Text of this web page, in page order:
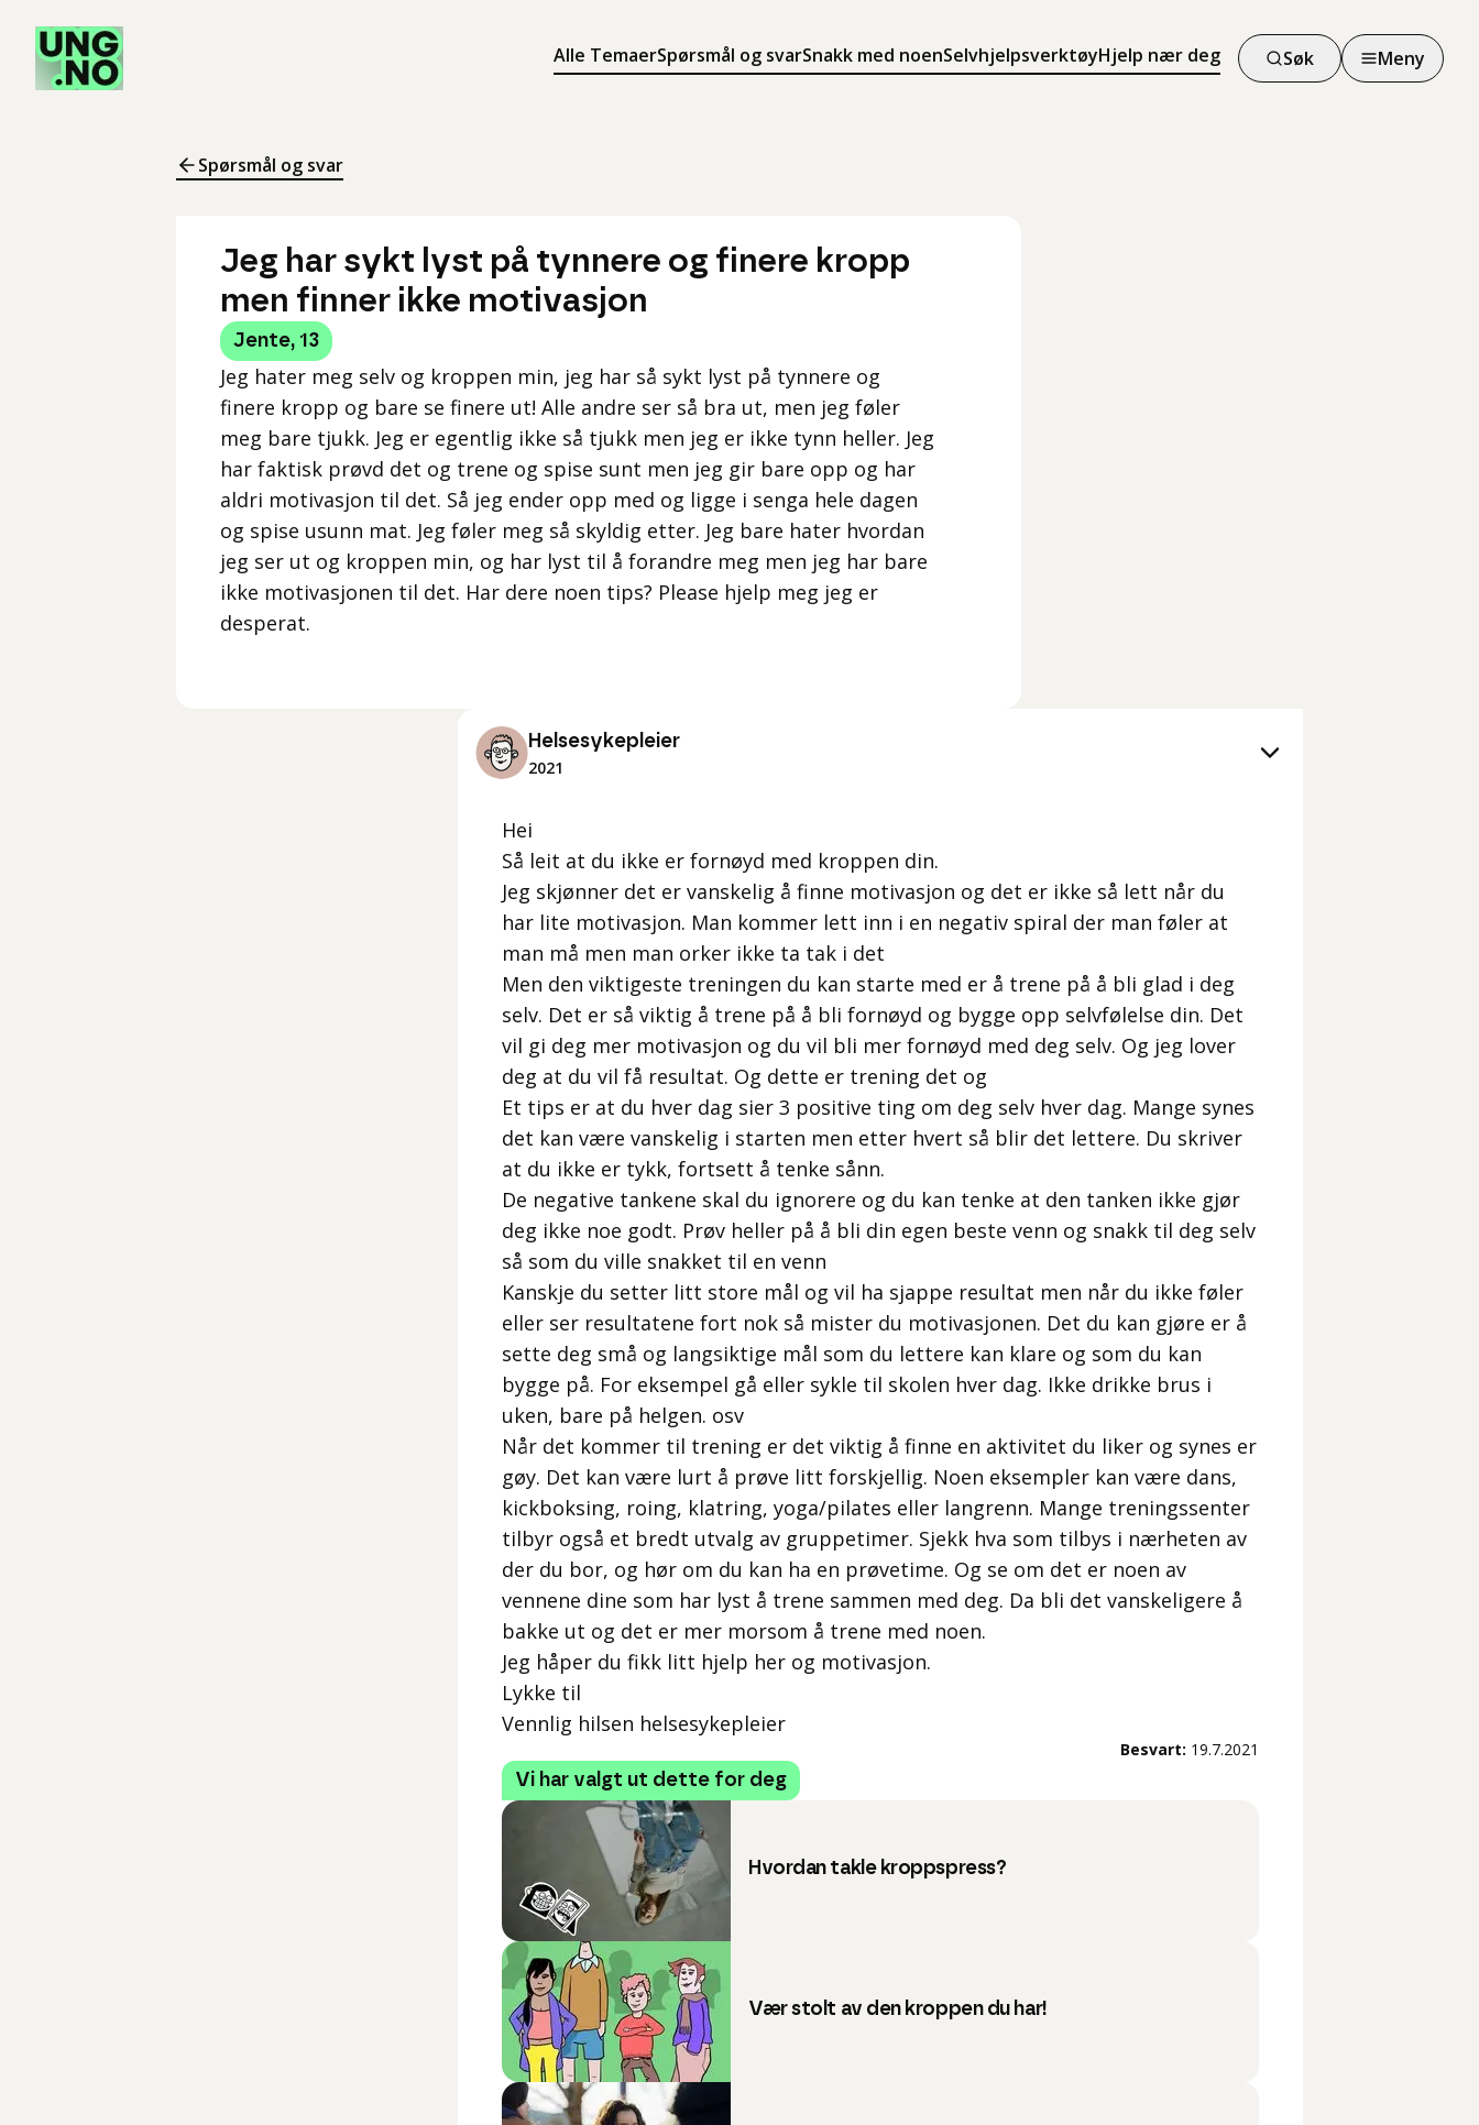
Alle TemaerSpørsmål og svarSnakk med noenSelvhjelpsverktøyHjelp nær deg
Søk
Søk
Meny
Meny
Spørsmål og svar
Jeg har sykt lyst på tynnere og finere kropp
men finner ikke motivasjon
Jente, 13
Jeg hater meg selv og kroppen min, jeg har så sykt lyst på tynnere og
finere kropp og bare se finere ut! Alle andre ser så bra ut, men jeg føler
meg bare tjukk. Jeg er egentlig ikke så tjukk men jeg er ikke tynn heller. Jeg
har faktisk prøvd det og trene og spise sunt men jeg gir bare opp og har
aldri motivasjon til det. Så jeg ender opp med og ligge i senga hele dagen
og spise usunn mat. Jeg føler meg så skyldig etter. Jeg bare hater hvordan
jeg ser ut og kroppen min, og har lyst til å forandre meg men jeg har bare
ikke motivasjonen til det. Har dere noen tips? Please hjelp meg jeg er
desperat.
Helsesykepleier
2021
Hei
Så leit at du ikke er fornøyd med kroppen din.
Jeg skjønner det er vanskelig å finne motivasjon og det er ikke så lett når du
har lite motivasjon. Man kommer lett inn i en negativ spiral der man føler at
man må men man orker ikke ta tak i det
Men den viktigeste treningen du kan starte med er å trene på å bli glad i deg
selv. Det er så viktig å trene på å bli fornøyd og bygge opp selvfølelse din. Det
vil gi deg mer motivasjon og du vil bli mer fornøyd med deg selv. Og jeg lover
deg at du vil få resultat. Og dette er trening det og
Et tips er at du hver dag sier 3 positive ting om deg selv hver dag. Mange synes
det kan være vanskelig i starten men etter hvert så blir det lettere. Du skriver
at du ikke er tykk, fortsett å tenke sånn.
De negative tankene skal du ignorere og du kan tenke at den tanken ikke gjør
deg ikke noe godt. Prøv heller på å bli din egen beste venn og snakk til deg selv
så som du ville snakket til en venn
Kanskje du setter litt store mål og vil ha sjappe resultat men når du ikke føler
eller ser resultatene fort nok så mister du motivasjonen. Det du kan gjøre er å
sette deg små og langsiktige mål som du lettere kan klare og som du kan
bygge på. For eksempel gå eller sykle til skolen hver dag. Ikke drikke brus i
uken, bare på helgen. osv
Når det kommer til trening er det viktig å finne en aktivitet du liker og synes er
gøy. Det kan være lurt å prøve litt forskjellig. Noen eksempler kan være dans,
kickboksing, roing, klatring, yoga/pilates eller langrenn. Mange treningssenter
tilbyr også et bredt utvalg av gruppetimer. Sjekk hva som tilbys i nærheten av
der du bor, og hør om du kan ha en prøvetime. Og se om det er noen av
vennene dine som har lyst å trene sammen med deg. Da bli det vanskeligere å
bakke ut og det er mer morsom å trene med noen.
Jeg håper du fikk litt hjelp her og motivasjon.
Lykke til
Vennlig hilsen helsesykepleier
Besvart: 19.7.2021
Vi har valgt ut dette for deg
Hvordan takle kroppspress?
Vær stolt av den kroppen du har!